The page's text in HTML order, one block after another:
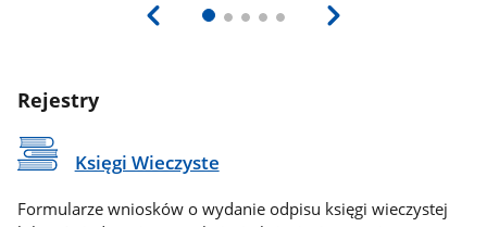
Rejestry
Księgi Wieczyste
Formularze wniosków o wydanie odpisu księgi wieczystej